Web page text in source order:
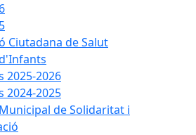
Ciutadana de Salut
2025-2026
2024-2025
de Solidaritat i